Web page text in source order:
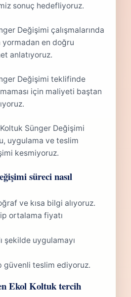
sonuç hedefliyoruz.
Değişimi çalışmalarında
en doğru
anlatıyoruz.
Değişimi teklifinde
için maliyeti baştan
Sünger Değişimi
uygulama ve teslim
kesmiyoruz.
süreci nasıl
ve kısa bilgi alıyoruz.
ortalama fiyatı
şekilde uygulamayı
güvenli teslim ediyoruz.
Ekol Koltuk tercih